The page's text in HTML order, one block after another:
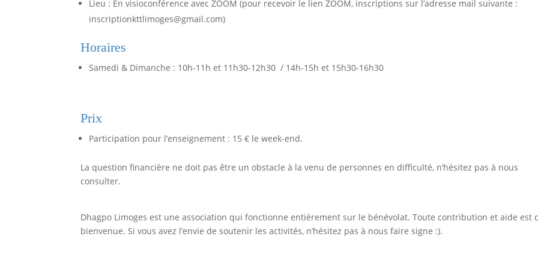
Lieu : En visioconférence avec ZOOM (pour recevoir le lien ZOOM, inscriptions sur l’adresse mail suivante :
inscriptionkttlimoges@gmail.com)
Horaires
Samedi & Dimanche : 10h-11h et 11h30-12h30 / 14h-15h et 15h30-16h30
Prix
Participation pour l’enseignement : 15 € le week-end.
La question financière ne doit pas être un obstacle à la venu de personnes en difficulté, n’hésitez pas à nous
consulter.
Dhagpo Limoges est une association qui fonctionne entièrement sur le bénévolat. Toute contribution et aide est
bienvenue. Si vous avez l’envie de soutenir les activités, n’hésitez pas à nous faire signe :).